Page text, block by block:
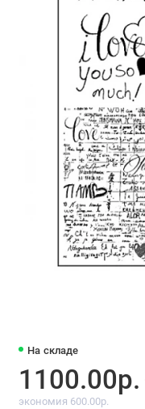
На складе
1100.00р.
экономия 600.00р.